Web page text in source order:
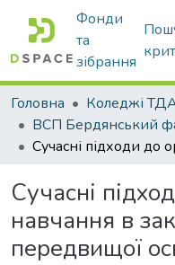
Фонди
та
зібрання
Головна
Коледжі
Сучасні
навчання в
передвищої